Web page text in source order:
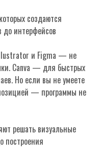
создаются
до интерфейсов
и Figma — не
Canva — для быстрых
Но если вы не умеете
— программы не
решать визуальные
построения